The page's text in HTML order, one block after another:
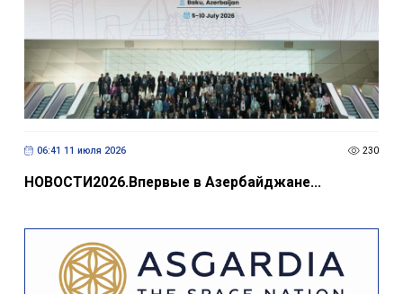
06:41 11 июля 2026 230
НОВОСТИ2026.Впервые в Азербайджане...